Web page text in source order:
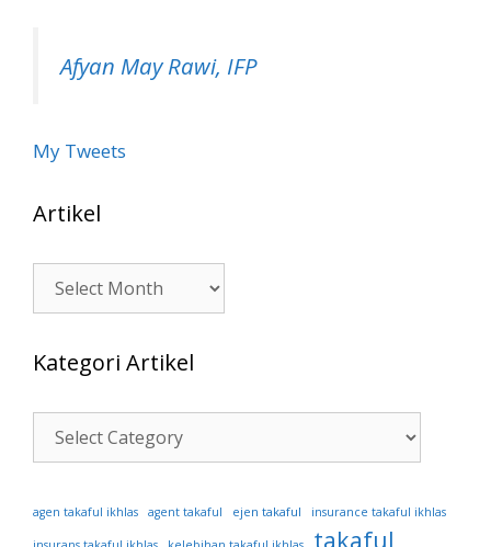
Afyan May Rawi, IFP
My Tweets
Artikel
Artikel
Kategori Artikel
Kategori
Artikel
agen takaful ikhlas agent takaful ejen takaful insurance takaful ikhlas
takaful